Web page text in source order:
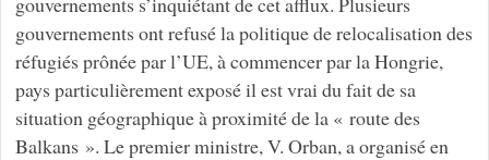
gouvernements ont refusé la politique de relocalisation des
réfugiés prônée par l’UE, à commencer par la Hongrie,
pays particulièrement exposé il est vrai du fait de sa
situation géographique à proximité de la « route des
Balkans ». Le premier ministre, V. Orban, a organisé en